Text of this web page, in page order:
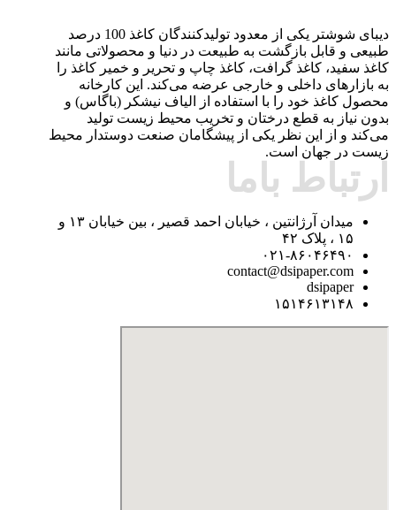
دیبای شوشتر یکی از معدود تولیدکنندگان کاغذ 100 درصد
طبیعی و قابل بازگشت به طبیعت در دنیا و محصولاتی مانند
کاغذ سفید، کاغذ گرافت، کاغذ چاپ و تحریر و خمیر کاغذ را
به بازارهای داخلی و خارجی عرضه می‌کند. این کارخانه
محصول کاغذ خود را با استفاده از الیاف نیشکر (باگاس) و
بدون نیاز به قطع درختان و تخریب محیط زیست تولید
می‌کند و از این نظر یکی از پیشگامان صنعت دوستدار محیط
زیست در جهان است.
ارتباط باما
میدان آرژانتین ، خیابان احمد قصیر ، بین خیابان ۱۳ و
۱۵ ، پلاک ۴۲
۰۲۱-۸۶۰۴۶۴۹۰
contact@dsipaper.com
dsipaper
۱۵۱۴۶۱۳۱۴۸